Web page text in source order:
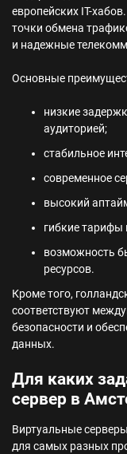
европейских IT-
точки обмена
и надежные
Основные
низкие
аудиторией;
стабильное
современное
высокий
гибкие тарифы
возможность
ресурсов.
Кроме того,
соответствуют
безопасности и
данных.
Для каких
сервер в
Виртуальные
для самых разных